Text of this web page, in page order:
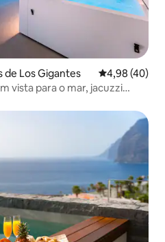
de Los Gigantes 4,98 de uma
4,98 (40)
vista para o mar, jacuzzi